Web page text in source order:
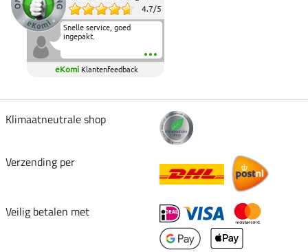
4.7/5
Snelle service, goed
ingepakt.
eKomi Klantenfeedback
Klimaatneutrale shop
Verzending per
Veilig betalen met